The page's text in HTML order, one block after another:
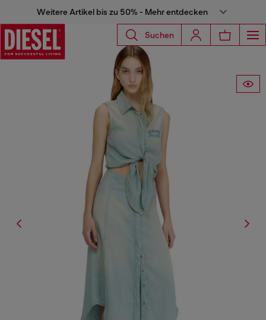
Weitere Artikel bis zu 50% - Mehr entdecken
Suchen